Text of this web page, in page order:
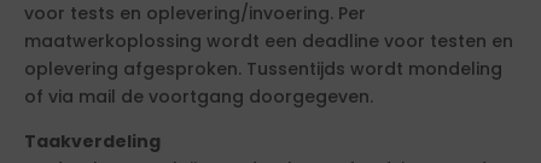
voor tests en oplevering/invoering. Per
maatwerkoplossing wordt een deadline voor testen en
oplevering afgesproken. Tussentijds wordt mondeling
of via mail de voortgang doorgegeven.
Taakverdeling